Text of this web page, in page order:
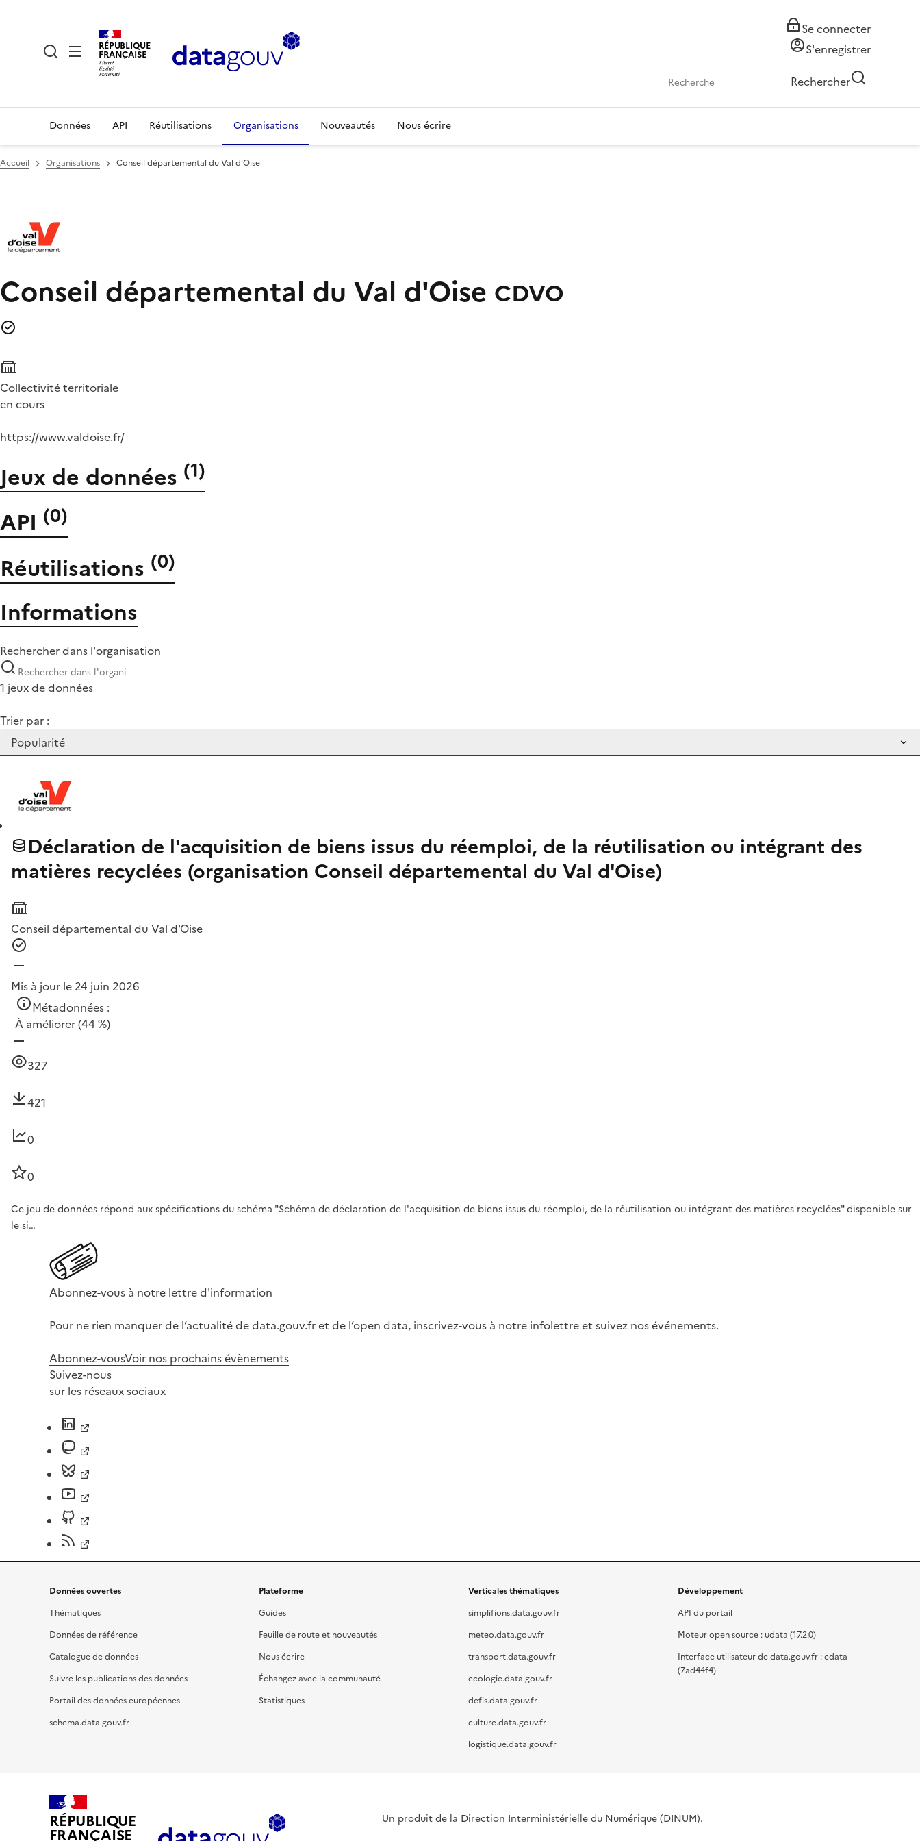
RÉPUBLIQUE
FRANÇAISE
Se connecter
S'enregistrer
Rechercher
Données API Réutilisations Organisations Nouveautés Nous écrire
Accueil Organisations Conseil départemental du Val d'Oise
Conseil départemental du Val d'Oise CDVO
Collectivité territoriale
en cours
https://www.valdoise.fr/
Jeux de données (1)
API (0)
Réutilisations (0)
Informations
Rechercher dans l'organisation
1 jeux de données
Trier par :
Déclaration de l'acquisition de biens issus du réemploi, de la réutilisation ou intégrant des
matières recyclées (organisation Conseil départemental du Val d'Oise)
Conseil départemental du Val d'Oise
Mis à jour le 24 juin 2026
Métadonnées :
À améliorer(44 %)
327
421
0
0
Ce jeu de données répond aux spécifications du schéma "Schéma de déclaration de l'acquisition de biens issus du réemploi, de la réutilisation ou intégrant des matières recyclées" disponible sur
le si…
Abonnez-vous à notre lettre d'information
Pour ne rien manquer de l’actualité de data.gouv.fr et de l’open data, inscrivez-vous à notre infolettre et suivez nos événements.
Abonnez-vousVoir nos prochains évènements
Suivez-nous
sur les réseaux sociaux
Données ouvertes
Thématiques
Données de référence
Catalogue de données
Suivre les publications des données
Portail des données européennes
schema.data.gouv.fr
Plateforme
Guides
Feuille de route et nouveautés
Nous écrire
Échangez avec la communauté
Statistiques
Verticales thématiques
simplifions.data.gouv.fr
meteo.data.gouv.fr
transport.data.gouv.fr
ecologie.data.gouv.fr
defis.data.gouv.fr
culture.data.gouv.fr
logistique.data.gouv.fr
Développement
API du portail
Moteur open source : udata (17.2.0)
Interface utilisateur de data.gouv.fr : cdata
(7ad44f4)
RÉPUBLIQUE
FRANÇAISE
Un produit de la Direction Interministérielle du Numérique (DINUM).